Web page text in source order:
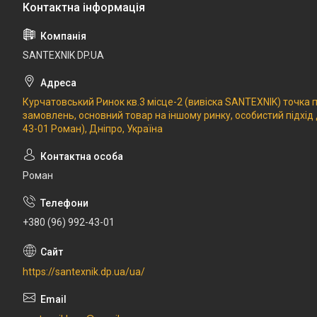
SANTEXNIK DP.UA
Курчатовський Ринок кв.3 місце-2 (вивіска SANTEXNIK)
замовлень, основний товар на іншому ринку, особистий
43-01 Роман), Дніпро, Україна
Роман
+380 (96) 992-43-01
https://santexnik.dp.ua/ua/